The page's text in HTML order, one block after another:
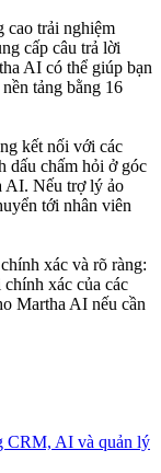
cao trải nghiệm
cấp câu trả lời
AI có thể giúp bạn
tảng bằng 16
kết nối với các
dấu chấm hỏi ở góc
AI. Nếu trợ lý ảo
tới nhân viên
xác và rõ ràng:
xác của các
Martha AI nếu cần
CRM, AI và quản lý